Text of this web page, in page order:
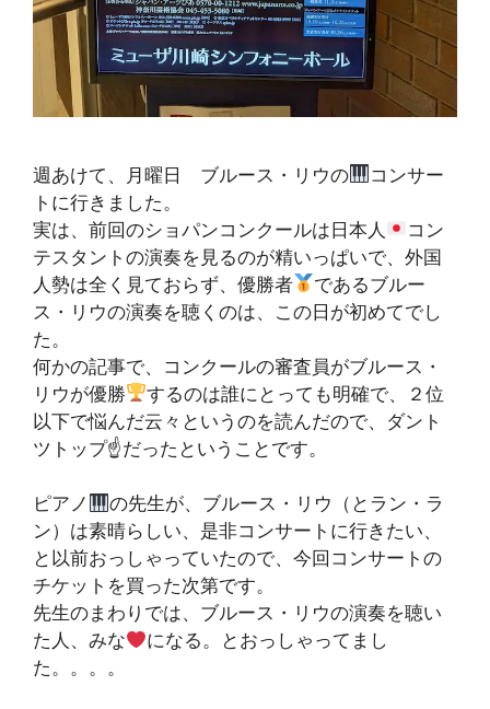
週あけて、月曜日 ブルース・リウの
コンサー
トに行きました。
実は、前回のショパンコンクールは日本人
コン
テスタントの演奏を見るのが精いっぱいで、外国
人勢は全く見ておらず、優勝者
であるブルー
ス・リウの演奏を聴くのは、この日が初めてでし
た。
何かの記事で、コンクールの審査員がブルース・
リウが優勝
するのは誰にとっても明確で、２位
以下で悩んだ云々というのを読んだので、ダント
ツトップ☝だったということです。
ピアノ
の先生が、ブルース・リウ（とラン・ラ
ン）は素晴らしい、是非コンサートに行きたい、
と以前おっしゃっていたので、今回コンサートの
チケットを買った次第です。
先生のまわりでは、ブルース・リウの演奏を聴い
た人、みな
になる。とおっしゃってまし
た。。。。